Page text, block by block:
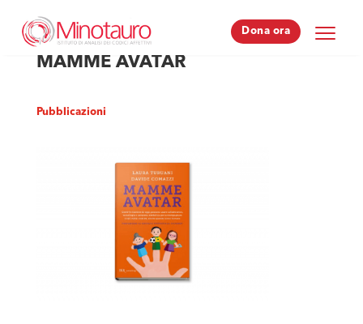
Dona ora
Dona ora
MAMME AVATAR
Pubblicazioni